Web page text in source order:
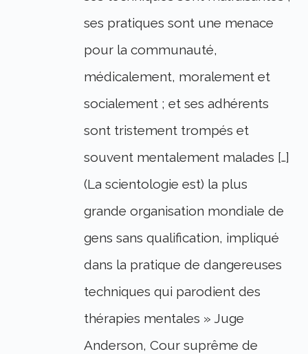
ses pratiques sont une menace
pour la communauté,
médicalement, moralement et
socialement ; et ses adhérents
sont tristement trompés et
souvent mentalement malades […]
(La scientologie est) la plus
grande organisation mondiale de
gens sans qualification, impliqué
dans la pratique de dangereuses
techniques qui parodient des
thérapies mentales » Juge
Anderson, Cour suprême de